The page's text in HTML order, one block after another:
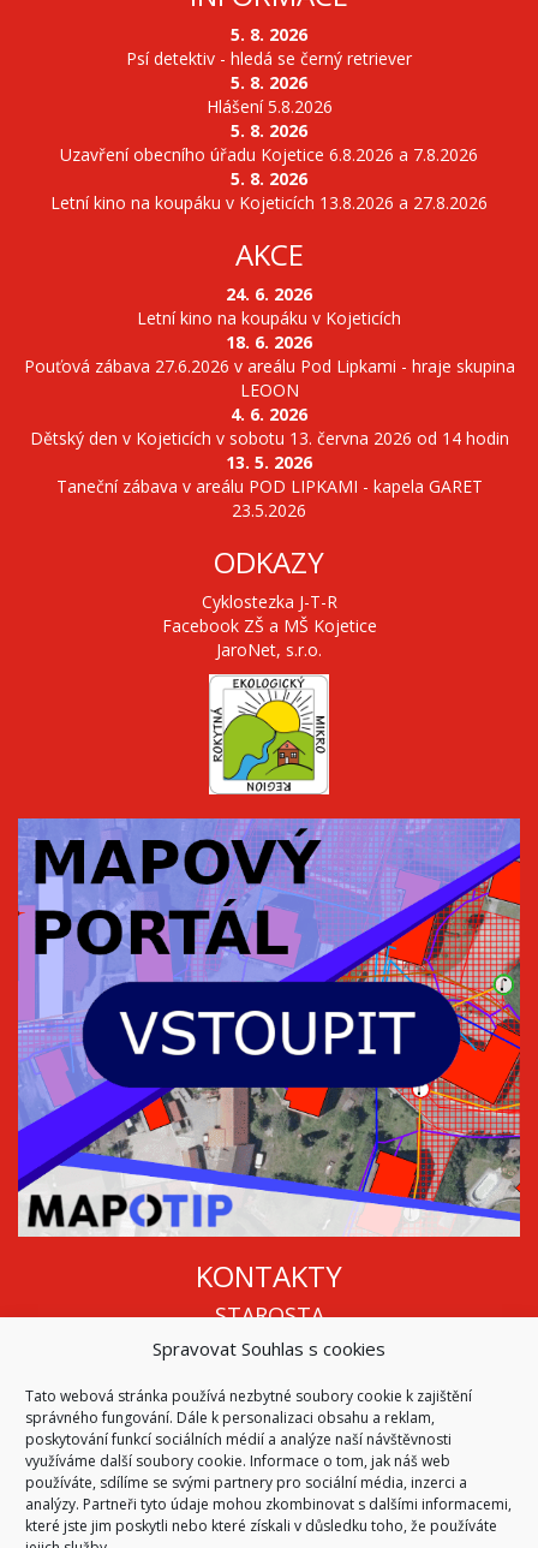
Spravovat Souhlas s cookies
Tato webová stránka používá nezbytné soubory cookie k zajištění
správného fungování. Dále k personalizaci obsahu a reklam,
poskytování funkcí sociálních médií a analýze naší návštěvnosti
využíváme další soubory cookie. Informace o tom, jak náš web
používáte, sdílíme se svými partnery pro sociální média, inzerci a
analýzy. Partneři tyto údaje mohou zkombinovat s dalšími informacemi,
které jste jim poskytli nebo které získali v důsledku toho, že používáte
5. 8. 2026
Psí detektiv - hledá se černý retriever
5. 8. 2026
Hlášení 5.8.2026
5. 8. 2026
Uzavření obecního úřadu Kojetice 6.8.2026 a 7.8.2026
5. 8. 2026
Letní kino na koupáku v Kojeticích 13.8.2026 a 27.8.2026
AKCE
24. 6. 2026
Letní kino na koupáku v Kojeticích
18. 6. 2026
Pouťová zábava 27.6.2026 v areálu Pod Lipkami - hraje skupina
LEOON
4. 6. 2026
Dětský den v Kojeticích v sobotu 13. června 2026 od 14 hodin
13. 5. 2026
Taneční zábava v areálu POD LIPKAMI - kapela GARET
23.5.2026
ODKAZY
Cyklostezka J-T-R
Facebook ZŠ a MŠ Kojetice
JaroNet, s.r.o.
KONTAKTY
STAROSTA
Mgr. Roman Vala
info@oukojetice.cz
ÚŘEDNÍ HODINY
Po, St: 15:30 - 16:30
Všechny kontakty | Kde nás najdete